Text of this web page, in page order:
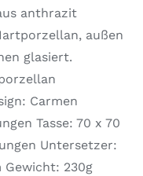
anthrazit
außen
glasiert.
Carmen
Tasse: 70 x 70
Untersetzer:
Gewicht: 230g